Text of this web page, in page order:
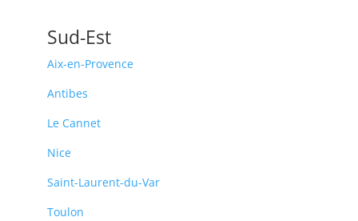
Sud-Est
Aix-en-Provence
Antibes
Le Cannet
Nice
Saint-Laurent-du-Var
Toulon